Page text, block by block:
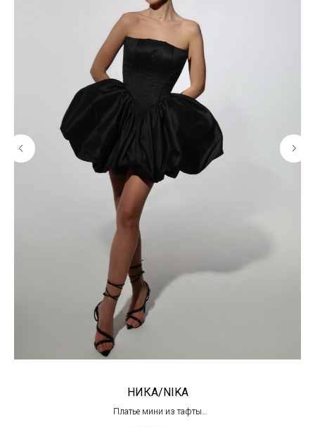
НИКА/NIKA
Платье мини из тафты